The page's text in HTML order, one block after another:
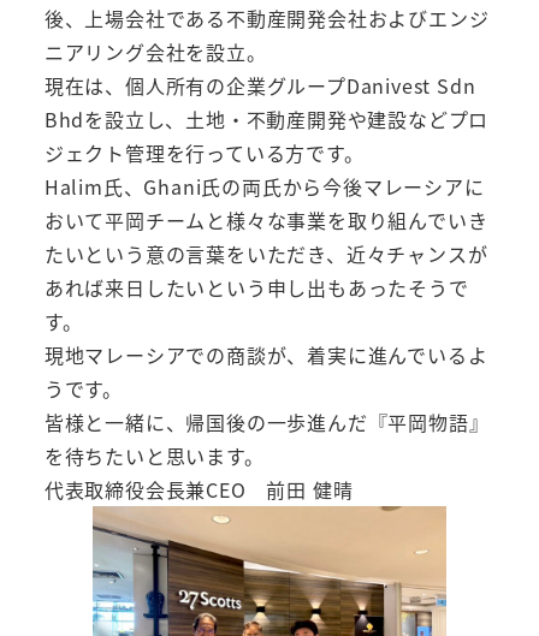
後、上場会社である不動産開発会社およびエンジ
ニアリング会社を設立。
現在は、個人所有の企業グループDanivest Sdn
Bhdを設立し、土地・不動産開発や建設などプロ
ジェクト管理を行っている方です。
Halim氏、Ghani氏の両氏から今後マレーシアに
おいて平岡チームと様々な事業を取り組んでいき
たいという意の言葉をいただき、近々チャンスが
あれば来日したいという申し出もあったそうで
す。
現地マレーシアでの商談が、着実に進んでいるよ
うです。
皆様と一緒に、帰国後の一歩進んだ『平岡物語』
を待ちたいと思います。
代表取締役会長兼CEO 前田 健晴